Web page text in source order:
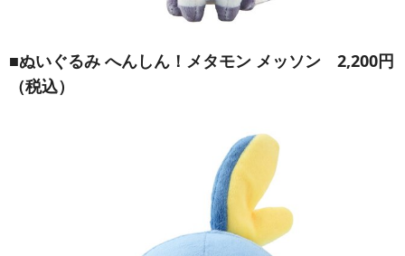
■ぬいぐるみ へんしん！メタモン メッソン 2,200円
（税込）